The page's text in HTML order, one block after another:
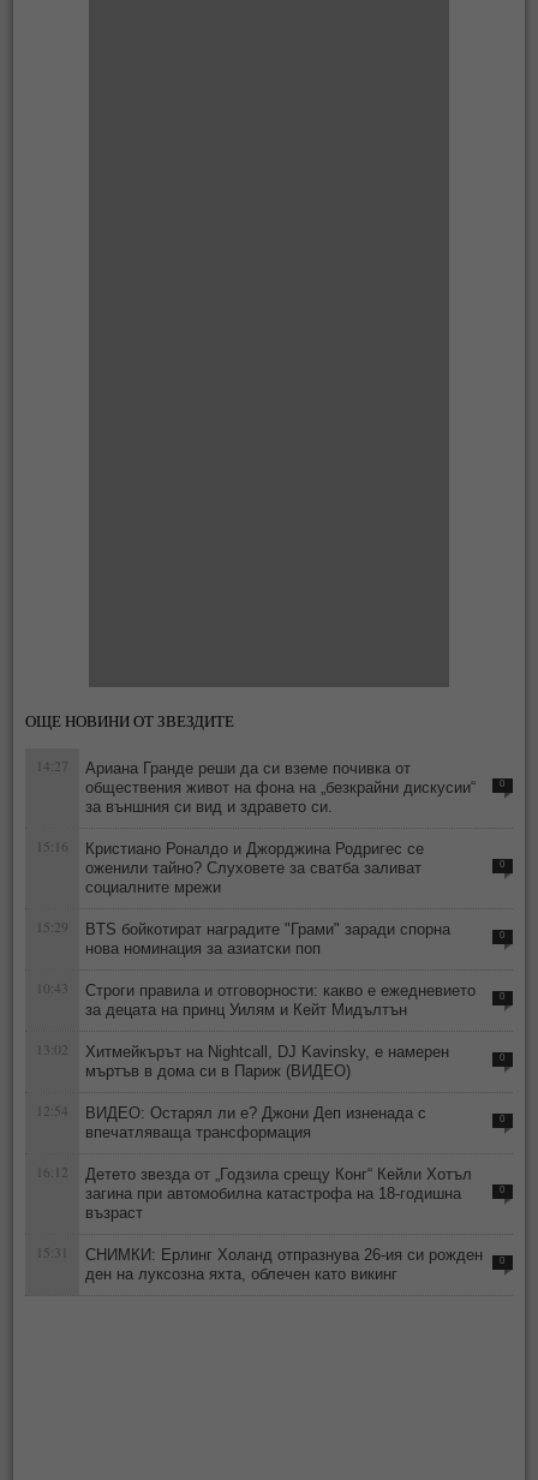
ОЩЕ НОВИНИ ОТ ЗВЕЗДИТЕ
14:27
Ариана Гранде реши да си вземе почивка от
обществения живот на фона на „безкрайни дискусии“
за външния си вид и здравето си.
0
15:16
Кристиано Роналдо и Джорджина Родригес се
оженили тайно? Слуховете за сватба заливат
социалните мрежи
0
15:29
BTS бойкотират наградите "Грами" заради спорна
нова номинация за азиатски поп
0
10:43
Строги правила и отговорности: какво е ежедневието
за децата на принц Уилям и Кейт Мидълтън
0
13:02
Хитмейкърът на Nightcall, DJ Kavinsky, е намерен
мъртъв в дома си в Париж (ВИДЕО)
0
12:54
ВИДЕО: Остарял ли е? Джони Деп изненада с
впечатляваща трансформация
0
16:12
Детето звезда от „Годзила срещу Конг“ Кейли Хотъл
загина при автомобилна катастрофа на 18-годишна
възраст
0
15:31
СНИМКИ: Ерлинг Холанд отпразнува 26-ия си рожден
ден на луксозна яхта, облечен като викинг
0